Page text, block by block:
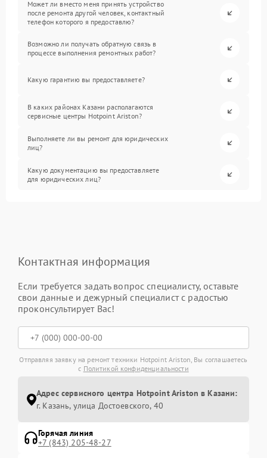
Может ли вместо меня принять устройство
после ремонта другой человек, контактный
телефон которого я предоставлю?
Возможно ли получать обратную связь в
процессе выполнения ремонтных работ?
Какую гарантию вы предоставляете?
В каких районах Казани располагаются
сервисные центры Hotpoint Ariston?
Выполняете ли вы ремонт для юридических
лиц?
Какую документацию вы предоставляете
для юридических лиц?
Контактная информация
Если требуется задать вопрос специалисту, оставьте
свои данные и дежурный специалист с радостью
проконсультирует Вас!
Отправляя заявку на ремонт техники Hotpoint Ariston, Вы соглашаетесь
с Политикой конфиденциальности
Адрес сервисного центра Hotpoint Ariston в Казани:
г. Казань, улица Достоевского, 40
Горячая линия
+7 (843) 205-48-27